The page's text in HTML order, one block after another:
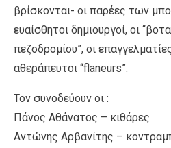
βρίσκονται- οι παρέες των
ευαίσθητοι δημιουργοί, οι
πεζοδρομίου”, οι
αθεράπευτοι “flaneurs”.
Τον συνοδεύουν οι :
Πάνος Αθάνατος – κιθάρες
Αντώνης Αρβανίτης –